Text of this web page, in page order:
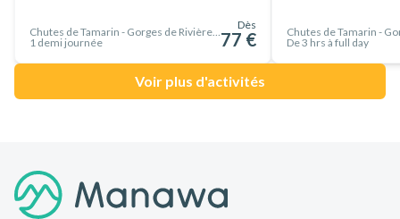
Chutes de Tamarin - Gorges de Rivière Noire, Île Maurice
1 demi journée
Dès
77 € De 3 hrs à full day
Voir plus d'activités